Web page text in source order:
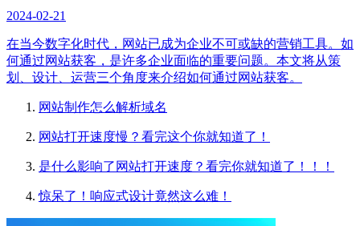
2024-02-21
在当今数字化时代，网站已成为企业不可或缺的营销工具。如
何通过网站获客，是许多企业面临的重要问题。本文将从策
划、设计、运营三个角度来介绍如何通过网站获客。
网站制作怎么解析域名
网站打开速度慢？看完这个你就知道了！
是什么影响了网站打开速度？看完你就知道了！！！
惊呆了！响应式设计竟然这么难！